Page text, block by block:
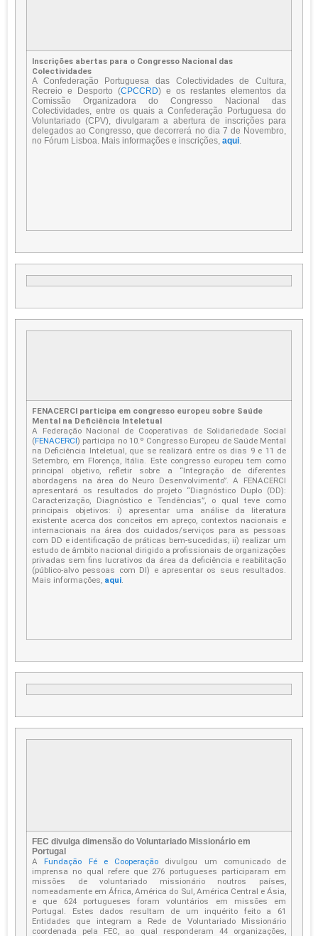
Inscrições abertas para o Congresso Nacional das
Colectividades
A Confederação Portuguesa das Colectividades de Cultura,
Recreio e Desporto (CPCCRD) e os restantes elementos da
Comissão Organizadora do Congresso Nacional das
Colectividades, entre os quais a Confederação Portuguesa do
Voluntariado (CPV), divulgaram a abertura de inscrições para
delegados ao Congresso, que decorrerá no dia 7 de Novembro,
no Fórum Lisboa. Mais informações e inscrições, aqui
FENACERCI participa em congresso europeu sobre Saúde
Mental na Deficiência Inteletual
A Federação Nacional de Cooperativas de Solidariedade Social
(FENACERCI) participa no 10.º Congresso Europeu de Saúde Mental
na Deficiência Inteletual, que se realizará entre os dias 9 e 11 de
Setembro, em Florença, Itália. Este congresso europeu tem como
principal objetivo, refletir sobre a “Integração de diferentes
abordagens na área do Neuro Desenvolvimento”. A FENACERCI
apresentará os resultados do projeto “Diagnóstico Duplo (DD):
Caracterização, Diagnóstico e Tendências”, o qual teve como
principais objetivos: i) apresentar uma análise da literatura
existente acerca dos conceitos em apreço, contextos nacionais e
internacionais na área dos cuidados/serviços para as pessoas
com DD e identificação de práticas bem-sucedidas; ii) realizar um
estudo de âmbito nacional dirigido a profissionais de organizações
privadas sem fins lucrativos da área da deficiência e reabilitação
(público-alvo pessoas com DI) e apresentar os seus resultados.
Mais informações, aqui.
FEC divulga dimensão do Voluntariado Missionário em
Portugal
AFundação Fé e Cooperação divulgou um comunicado de
imprensa no qual refere que 276 portugueses participaram em
missões de voluntariado missionário noutros países,
nomeadamente em África, América do Sul, América Central e Ásia,
e que 624 portugueses foram voluntários em missões em
Portugal. Estes dados resultam de um inquérito feito a 61
Entidades que integram a Rede de Voluntariado Missionário
coordenada pela FEC, ao qual responderam 44 organizações,